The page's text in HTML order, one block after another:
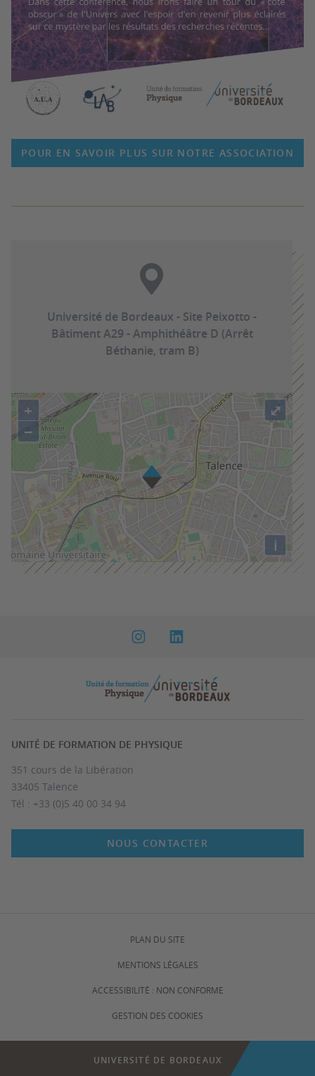
POUR EN SAVOIR PLUS SUR NOTRE ASSOCIATION
Université de Bordeaux - Site Peixotto -
Bâtiment A29 - Amphithéâtre D (Arrêt
Béthanie, tram B)
+
−
i
⤢
UNITÉ DE FORMATION DE PHYSIQUE
351 cours de la Libération
33405 Talence
Tél : +33 (0)5 40 00 34 94
NOUS CONTACTER
PLAN DU SITE
MENTIONS LÉGALES
ACCESSIBILITÉ : NON CONFORME
GESTION DES COOKIES
UNIVERSITÉ DE BORDEAUX